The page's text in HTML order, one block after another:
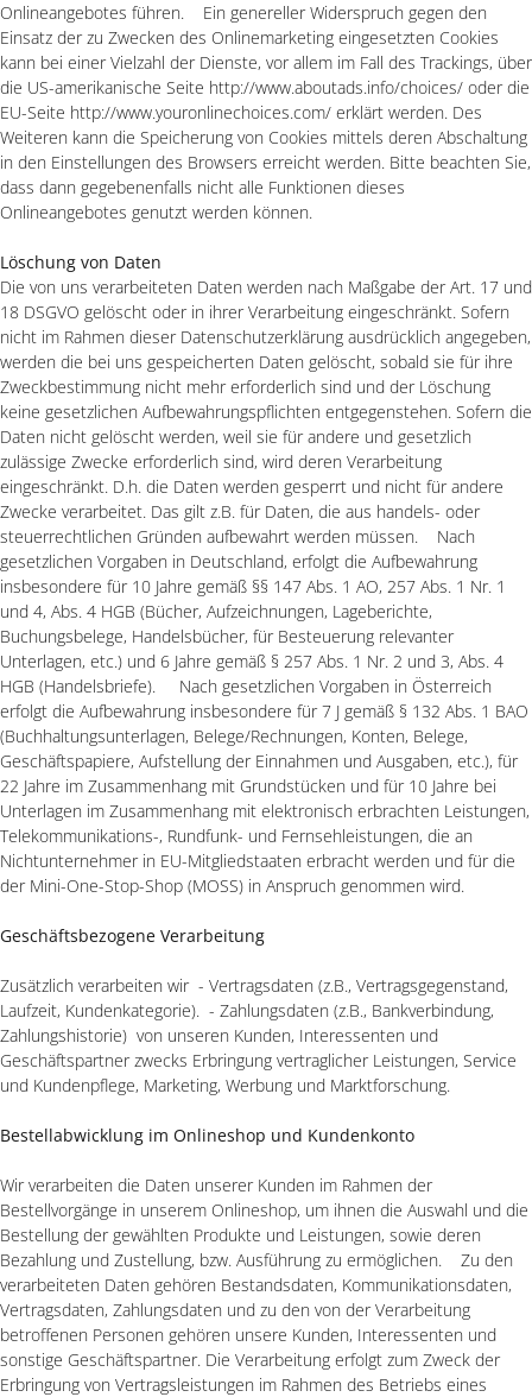
Onlineangebotes führen. Ein genereller Widerspruch gegen den
Einsatz der zu Zwecken des Onlinemarketing eingesetzten Cookies
kann bei einer Vielzahl der Dienste, vor allem im Fall des Trackings, über
die US-amerikanische Seite http://www.aboutads.info/choices/ oder die
EU-Seite http://www.youronlinechoices.com/ erklärt werden. Des
Weiteren kann die Speicherung von Cookies mittels deren Abschaltung
in den Einstellungen des Browsers erreicht werden. Bitte beachten Sie,
dass dann gegebenenfalls nicht alle Funktionen dieses
Onlineangebotes genutzt werden können.
Löschung von Daten
Die von uns verarbeiteten Daten werden nach Maßgabe der Art. 17 und
18 DSGVO gelöscht oder in ihrer Verarbeitung eingeschränkt. Sofern
nicht im Rahmen dieser Datenschutzerklärung ausdrücklich angegeben,
werden die bei uns gespeicherten Daten gelöscht, sobald sie für ihre
Zweckbestimmung nicht mehr erforderlich sind und der Löschung
keine gesetzlichen Aufbewahrungspflichten entgegenstehen. Sofern die
Daten nicht gelöscht werden, weil sie für andere und gesetzlich
zulässige Zwecke erforderlich sind, wird deren Verarbeitung
eingeschränkt. D.h. die Daten werden gesperrt und nicht für andere
Zwecke verarbeitet. Das gilt z.B. für Daten, die aus handels- oder
steuerrechtlichen Gründen aufbewahrt werden müssen. Nach
gesetzlichen Vorgaben in Deutschland, erfolgt die Aufbewahrung
insbesondere für 10 Jahre gemäß §§ 147 Abs. 1 AO, 257 Abs. 1 Nr. 1
und 4, Abs. 4 HGB (Bücher, Aufzeichnungen, Lageberichte,
Buchungsbelege, Handelsbücher, für Besteuerung relevanter
Unterlagen, etc.) und 6 Jahre gemäß § 257 Abs. 1 Nr. 2 und 3, Abs. 4
HGB (Handelsbriefe). Nach gesetzlichen Vorgaben in Österreich
erfolgt die Aufbewahrung insbesondere für 7 J gemäß § 132 Abs. 1 BAO
(Buchhaltungsunterlagen, Belege/Rechnungen, Konten, Belege,
Geschäftspapiere, Aufstellung der Einnahmen und Ausgaben, etc.), für
22 Jahre im Zusammenhang mit Grundstücken und für 10 Jahre bei
Unterlagen im Zusammenhang mit elektronisch erbrachten Leistungen,
Telekommunikations-, Rundfunk- und Fernsehleistungen, die an
Nichtunternehmer in EU-Mitgliedstaaten erbracht werden und für die
der Mini-One-Stop-Shop (MOSS) in Anspruch genommen wird.
Geschäftsbezogene Verarbeitung
Zusätzlich verarbeiten wir - Vertragsdaten (z.B., Vertragsgegenstand,
Laufzeit, Kundenkategorie). - Zahlungsdaten (z.B., Bankverbindung,
Zahlungshistorie) von unseren Kunden, Interessenten und
Geschäftspartner zwecks Erbringung vertraglicher Leistungen, Service
und Kundenpflege, Marketing, Werbung und Marktforschung.
Bestellabwicklung im Onlineshop und Kundenkonto
Wir verarbeiten die Daten unserer Kunden im Rahmen der
Bestellvorgänge in unserem Onlineshop, um ihnen die Auswahl und die
Bestellung der gewählten Produkte und Leistungen, sowie deren
Bezahlung und Zustellung, bzw. Ausführung zu ermöglichen. Zu den
verarbeiteten Daten gehören Bestandsdaten, Kommunikationsdaten,
Vertragsdaten, Zahlungsdaten und zu den von der Verarbeitung
betroffenen Personen gehören unsere Kunden, Interessenten und
sonstige Geschäftspartner. Die Verarbeitung erfolgt zum Zweck der
Erbringung von Vertragsleistungen im Rahmen des Betriebs eines